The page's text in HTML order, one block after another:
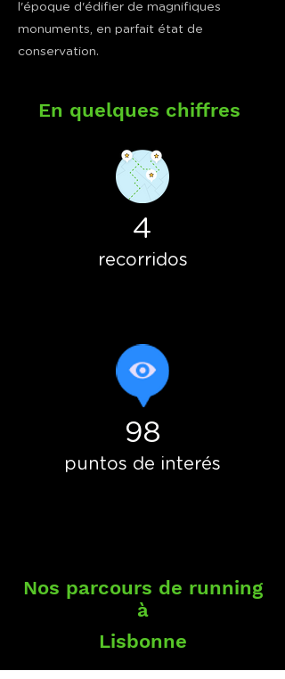
l'époque d'édifier de magnifiques
monuments, en parfait état de
conservation.
En quelques chiffres
4
recorridos
98
puntos de interés
Nos parcours de running
à
Lisbonne